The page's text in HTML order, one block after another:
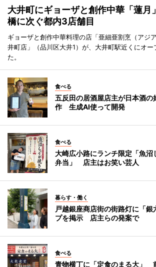
大井町にギョーザと創作中華「蓮
橋に次ぐ都内3店舗目
ギョーザと創作中華料理の店「亜細亜割烹（アジ
井町店」（品川区大井1）が、大井町駅近くにオー
た。
食べる
五反田の居酒屋店主が日本酒の
作 生成AI使って開発
食べる
大崎広小路にランチ限定「魚沼
弁当」 店主はお笑い芸人
暮らす・働く
戸越銀座商店街の街路灯に「
プを掲示 店主らの発案で
食べる
青物横丁に「定食のまる大」